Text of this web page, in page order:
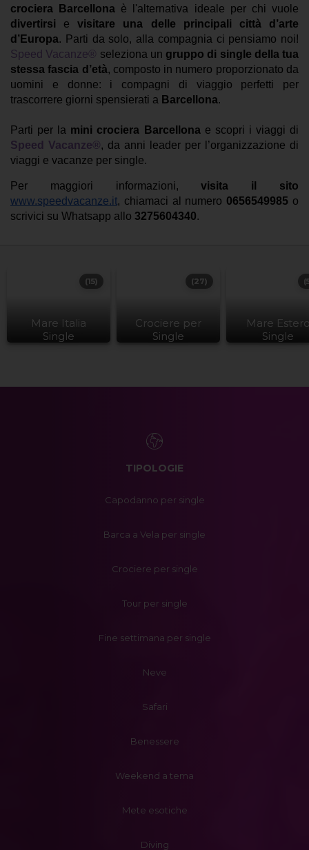
crociera Barcellona è l'alternativa ideale per chi vuole
divertirsi evisitare una delle principali città d’arte
d’Europa. Parti da solo, alla compagnia ci pensiamo noi!
Speed Vacanze® seleziona un gruppo di single della tua
stessa fascia d’età, composto in numero proporzionato da
uomini e donne: i compagni di viaggio perfetti per
trascorrere giorni spensierati a Barcellona.
Parti per la mini crociera Barcellonae scopri i viaggi di
Speed Vacanze®, da anni leader per l’organizzazione di
viaggi e vacanze per single.
Per maggiori informazioni,visita il sito
www.speedvacanze.it, chiamaci al numero 0656549985 o
scrivici su Whatsapp allo 3275604340.
Mare Italia
Single
(15)
Crociere per
Single
(27)
Mare
Single
TIPOLOGIE
Capodanno per single
Barca a Vela per single
Crociere per single
Tour per single
Fine settimana per single
Neve
Safari
Benessere
Weekend a tema
Mete esotiche
Diving